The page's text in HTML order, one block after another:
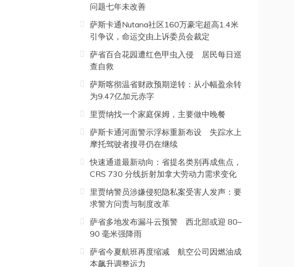
问题七年未改善
萨斯卡通Nutana社区160万豪宅超高1.4米
引争议，命运交由上诉委员会裁定
萨省百合花园遭红色甲虫入侵 居民每日巡
查自救
萨斯喀彻温省财政预期逆转：从小幅盈余转
为9.47亿加元赤字
里贾纳找一个家庭保姆，主要做中晚餐
萨斯卡通河面警示浮标重新布设 失踪水上
摩托驾驶者搜寻仍在继续
快速通道最新动向：省提名类别再成焦点，
CRS 730 分线折射加拿大劳动力需求变化
里贾纳警员涉嫌侵犯隐私案受害人发声：要
求警方问责与制度改革
萨省多地发布漏斗云预警 西北部或迎 80–
90 毫米强降雨
萨省今夏航班再度缩减 航空公司因燃油成
本飙升调整运力